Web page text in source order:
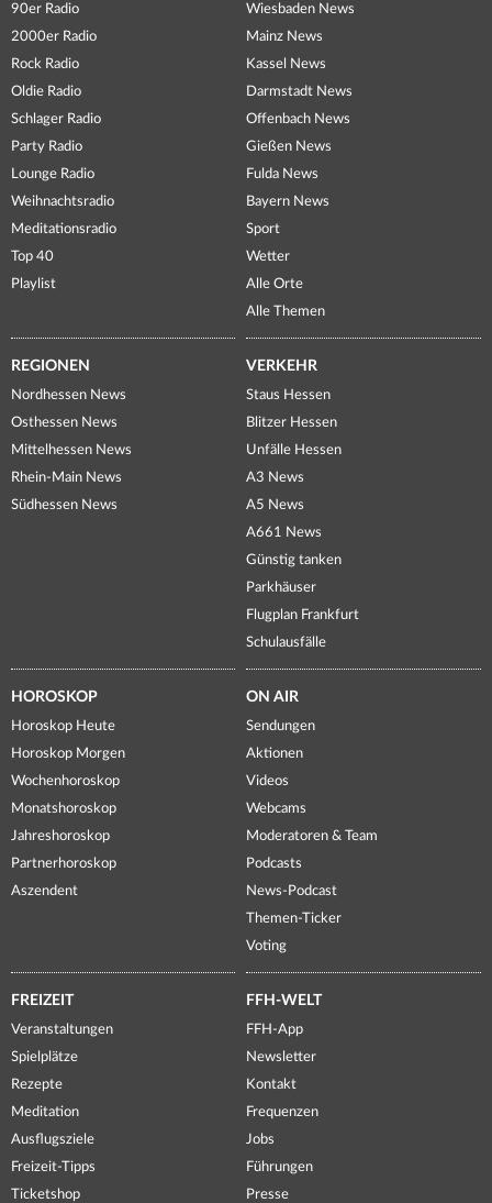
90er Radio
2000er Radio
Rock Radio
Oldie Radio
Schlager Radio
Party Radio
Lounge Radio
Weihnachtsradio
Meditationsradio
Top 40
Playlist
Wiesbaden News
Mainz News
Kassel News
Darmstadt News
Offenbach News
Gießen News
Fulda News
Bayern News
Sport
Wetter
Alle Orte
Alle Themen
REGIONEN
Nordhessen News
Osthessen News
Mittelhessen News
Rhein-Main News
Südhessen News
VERKEHR
Staus Hessen
Blitzer Hessen
Unfälle Hessen
A3 News
A5 News
A661 News
Günstig tanken
Parkhäuser
Flugplan Frankfurt
Schulausfälle
HOROSKOP
Horoskop Heute
Horoskop Morgen
Wochenhoroskop
Monatshoroskop
Jahreshoroskop
Partnerhoroskop
Aszendent
ON AIR
Sendungen
Aktionen
Videos
Webcams
Moderatoren & Team
Podcasts
News-Podcast
Themen-Ticker
Voting
FREIZEIT
Veranstaltungen
Spielplätze
Rezepte
Meditation
Ausflugsziele
Freizeit-Tipps
Ticketshop
FFH-WELT
FFH-App
Newsletter
Kontakt
Frequenzen
Jobs
Führungen
Presse